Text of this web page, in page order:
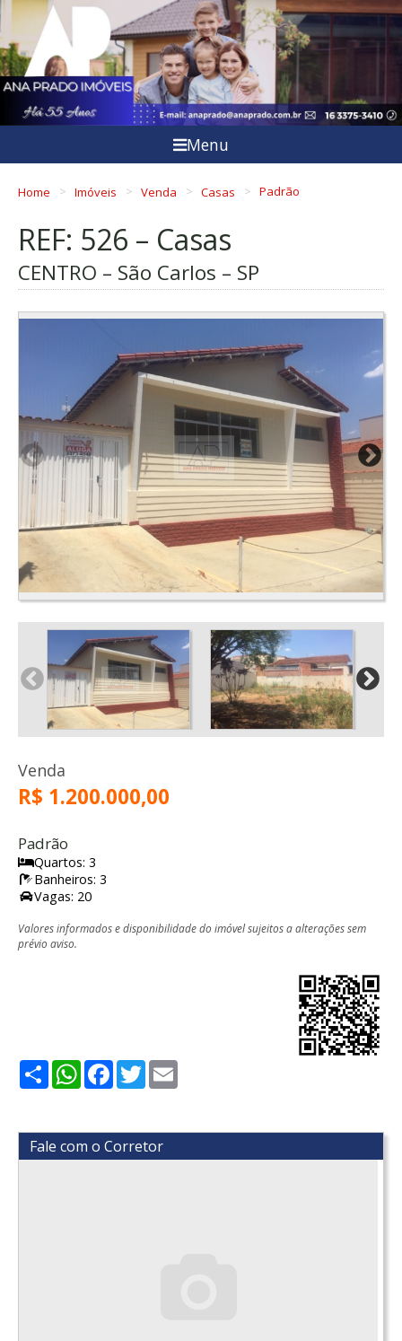
Menu
Home Imóveis Venda Casas Padrão
REF: 526 – Casas
CENTRO – São Carlos – SP
Venda
R$ 1.200.000,00
Padrão
Quartos: 3
Banheiros: 3
Vagas: 20
Valores informados e disponibilidade do imóvel sujeitos a alterações sem
prévio aviso.
ShareWhatsApp
Facebook
Twitter
Fale com o Corretor